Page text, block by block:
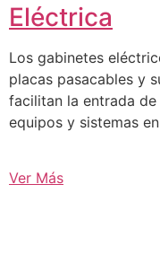
Eléctrica
Los gabinetes
placas pasacables y
facilitan la entrada
equipos y sistemas
Ver Más